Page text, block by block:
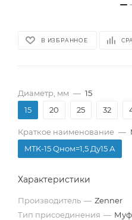
В ИЗБРАННОЕ
Диаметр, мм — 15
15
20 25 32
Краткое наименование —
MTK-15 Qном=1,5 Ду15 А
Характеристики
Производитель — Zenner
Тип присоединения —